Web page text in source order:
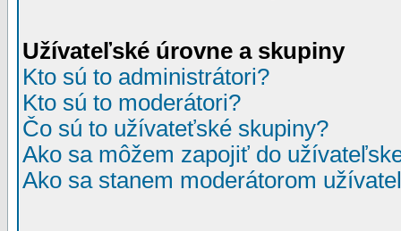
Užívateľské úrovne a skupiny
Kto sú to administrátori?
Kto sú to moderátori?
Čo sú to užívateťské skupiny?
Ako sa môžem zapojiť do
Ako sa stanem moderátorom